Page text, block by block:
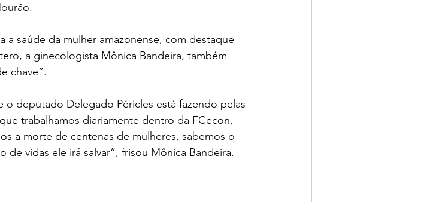
saúde da mulher amazonense, com destaque
a ginecologista Mônica Bandeira, também
chave”.
deputado Delegado Péricles está fazendo pelas
trabalhamos diariamente dentro da FCecon,
a morte de centenas de mulheres, sabemos o
vidas ele irá salvar”, frisou Mônica Bandeira.